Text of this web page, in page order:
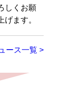
しくお願
げます。
ース一覧 >